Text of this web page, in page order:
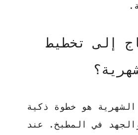
إلى تخطيط
هو خطوة ذكية
في المطبخ. عند